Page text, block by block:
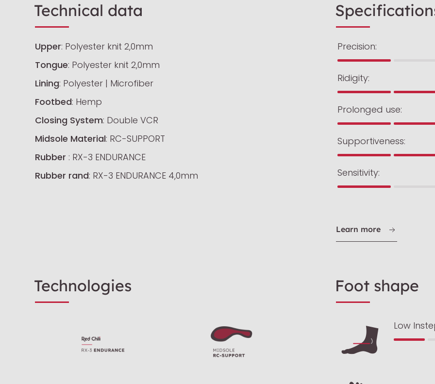
Technical data
Upper: Polyester knit 2,0mm
Tongue: Polyester knit 2,0mm
Lining: Polyester | Microfiber
Footbed: Hemp
Closing System: Double VCR
Midsole Material: RC-SUPPORT
Rubber : RX-3 ENDURANCE
Rubber rand: RX-3 ENDURANCE 4,0mm
Precision:
Ridigity:
Prolonged use:
Supportiveness:
Sensitivity:
Learn more
Technologies Foot shape
Low